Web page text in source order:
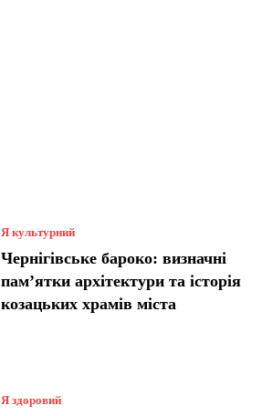
Я культурний
Чернігівське бароко: визначні
пам’ятки архітектури та історія
козацьких храмів міста
Я здоровий